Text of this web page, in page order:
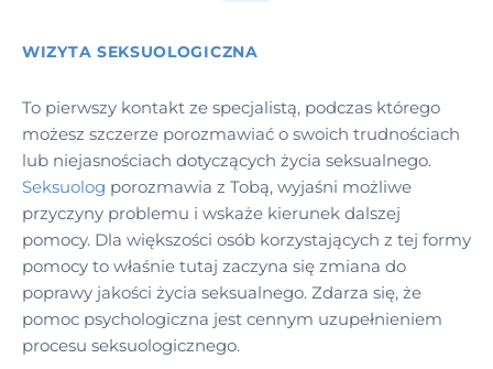
WIZYTA SEKSUOLOGICZNA
To pierwszy kontakt ze specjalistą, podczas którego
możesz szczerze porozmawiać o swoich trudnościach
lub niejasnościach dotyczących życia seksualnego.
Seksuolog porozmawia z Tobą, wyjaśni możliwe
przyczyny problemu i wskaże kierunek dalszej
pomocy. Dla większości osób korzystających z tej formy
pomocy to właśnie tutaj zaczyna się zmiana do
poprawy jakości życia seksualnego. Zdarza się, że
pomoc psychologiczna jest cennym uzupełnieniem
procesu seksuologicznego.